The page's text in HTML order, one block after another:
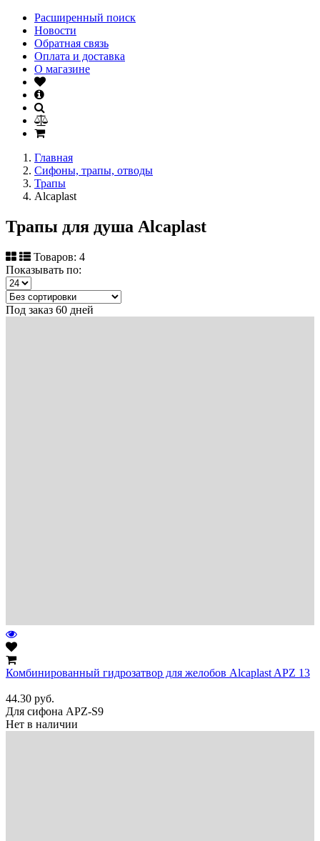
Расширенный поиск
Новости
Обратная связь
Оплата и доставка
О магазине
Главная
Сифоны, трапы, отводы
Трапы
Alcaplast
Трапы для душа Alcaplast
Товаров: 4
Показывать по:
Под заказ 60 дней
Комбинированный гидрозатвор для желобов Alcaplast APZ 13
44.30 руб.
Для сифона APZ-S9
Нет в наличии